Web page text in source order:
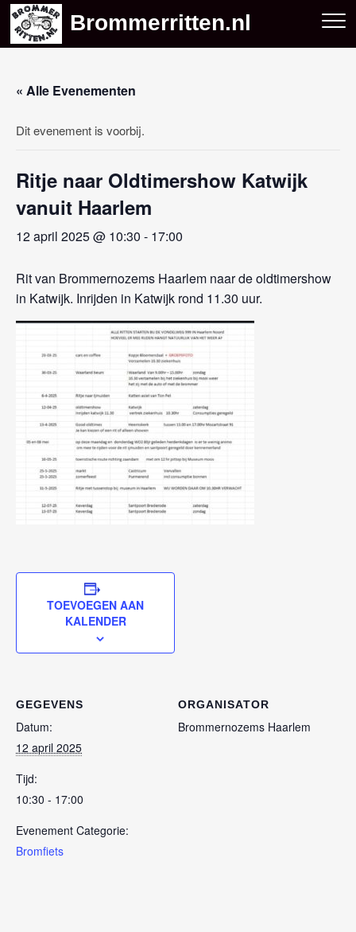
Skip
content
Brommerritten.nl
« Alle Evenementen
Dit evenement is voorbij.
Ritje naar Oldtimershow Katwijk
vanuit Haarlem
12 april 2025 @ 10:30 - 17:00
Rit van Brommernozems Haarlem naar de oldtimershow
in Katwijk. Inrijden in Katwijk rond 11.30 uur.
TOEVOEGEN AAN
KALENDER
GEGEVENS
Datum:
12 april 2025
Tijd:
10:30 - 17:00
Evenement Categorie:
Bromfiets
ORGANISATOR
Brommernozems Haarlem